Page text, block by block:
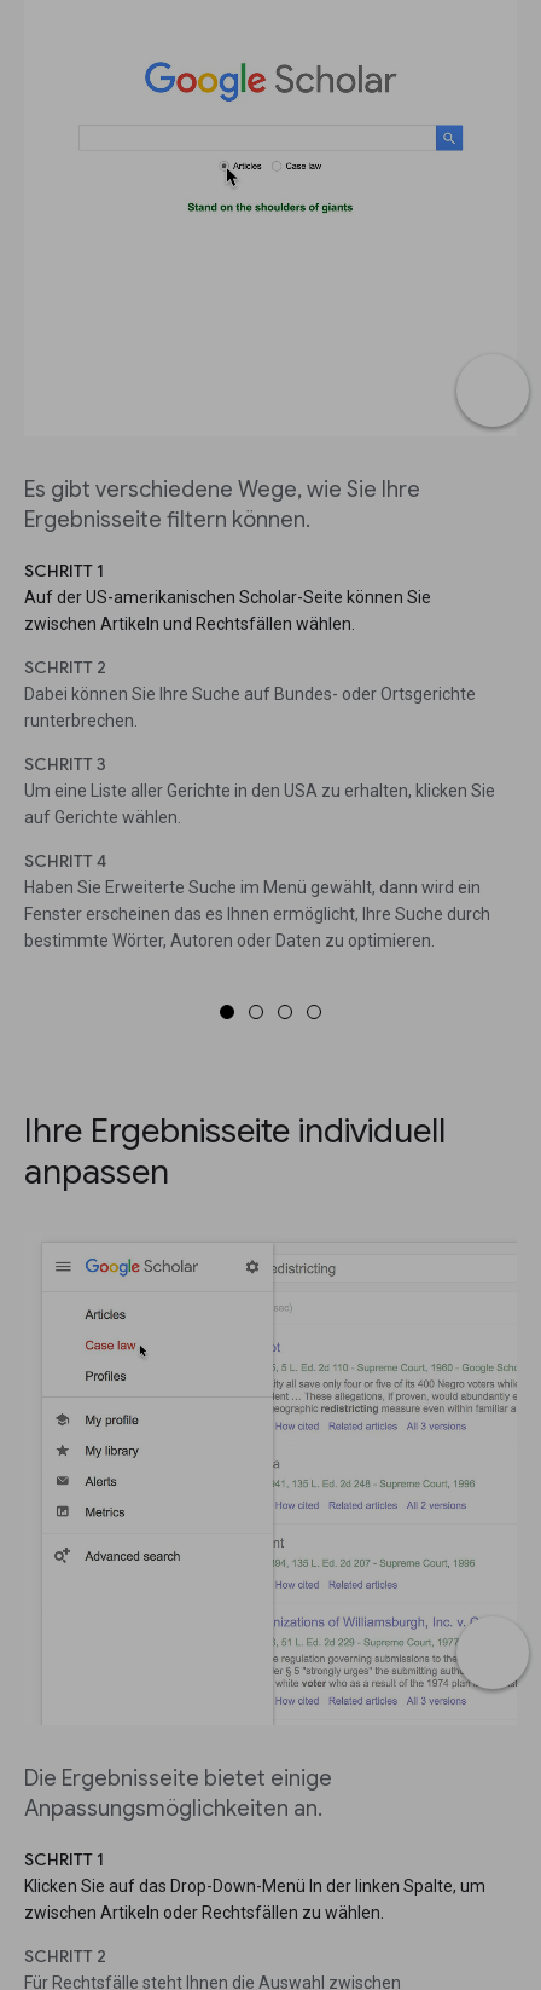
Es gibt verschiedene Wege, wie Sie Ihre
Ergebnisseite filtern können.
SCHRITT 1
Auf der US-amerikanischen Scholar-Seite können Sie
zwischen Artikeln und Rechtsfällen wählen.
SCHRITT 2
Dabei können Sie Ihre Suche auf Bundes- oder Ortsgerichte
runterbrechen.
SCHRITT 3
Um eine Liste aller Gerichte in den USA zu erhalten, klicken Sie
auf Gerichte wählen.
SCHRITT 4
Haben Sie Erweiterte Suche im Menü gewählt, dann wird ein
Fenster erscheinen das es Ihnen ermöglicht, Ihre Suche durch
bestimmte Wörter, Autoren oder Daten zu optimieren.
Ihre Ergebnisseite individuell
anpassen
Die Ergebnisseite bietet einige
Anpassungsmöglichkeiten an.
SCHRITT 1
Klicken Sie auf das Drop-Down-Menü In der linken Spalte, um
zwischen Artikeln oder Rechtsfällen zu wählen.
SCHRITT 2
Für Rechtsfälle steht Ihnen die Auswahl zwischen